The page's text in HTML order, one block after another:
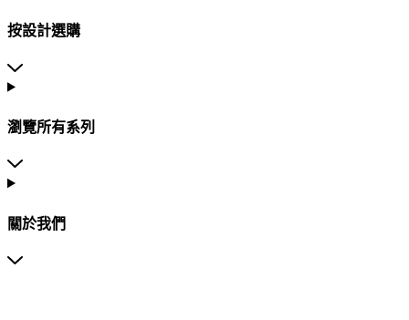
按設計選購
瀏覽所有系列
關於我們